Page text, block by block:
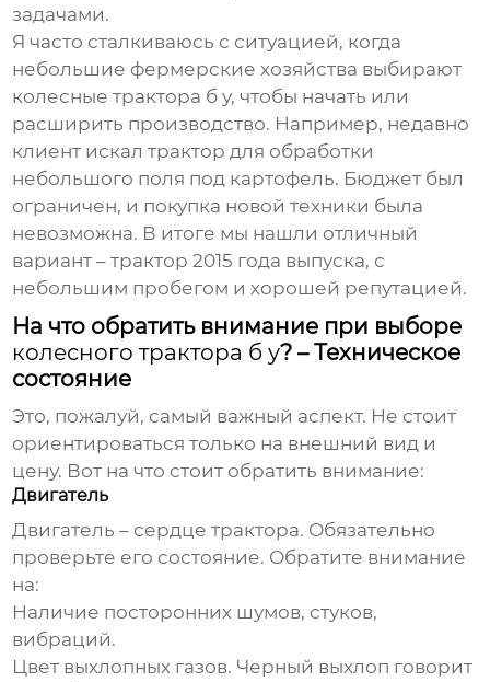
задачами.
Я часто сталкиваюсь с ситуацией, когда
небольшие фермерские хозяйства выбирают
колесные трактора б у, чтобы начать или
расширить производство. Например, недавно
клиент искал трактор для обработки
небольшого поля под картофель. Бюджет был
ограничен, и покупка новой техники была
невозможна. В итоге мы нашли отличный
вариант – трактор 2015 года выпуска, с
небольшим пробегом и хорошей репутацией.
На что обратить внимание при выборе
колесного трактора б у? – Техническое
состояние
Это, пожалуй, самый важный аспект. Не стоит
ориентироваться только на внешний вид и
цену. Вот на что стоит обратить внимание:
Двигатель
Двигатель – сердце трактора. Обязательно
проверьте его состояние. Обратите внимание
на:
Наличие посторонних шумов, стуков,
вибраций.
Цвет выхлопных газов. Черный выхлоп говорит